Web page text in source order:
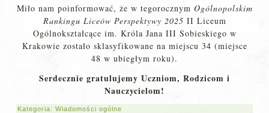
Miło nam poinformować, że w tegorocznym Ogólnopolskim
Rankingu Liceów Perspektywy 2025 II Liceum
Ogólnokształcące im. Króla Jana III Sobieskiego w
Krakowie zostało sklasyfikowane na miejscu 34 (miejsce
48 w ubiegłym roku).
Serdecznie gratulujemy Uczniom, Rodzicom i
Nauczycielom!
Kategoria:Wiadomości ogólne